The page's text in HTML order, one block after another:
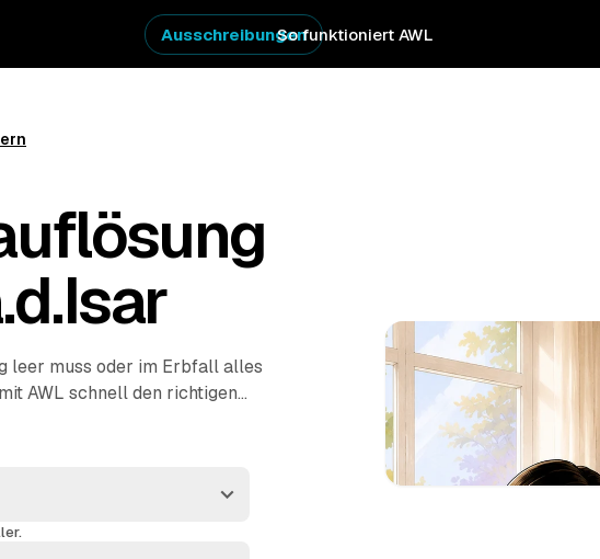
So funktioniert AWL
Ausschreibungen
leer muss oder im Erbfall alles
AWL schnell den richtigen
vergleichen Sie Festpreis-
entscheiden, welches Angebot für